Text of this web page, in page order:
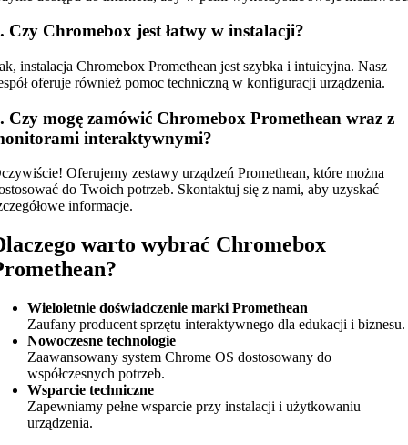
Czy Chromebox jest łatwy w instalacji?
instalacja Chromebox Promethean jest szybka i intuicyjna. Nasz
oferuje również pomoc techniczną w konfiguracji urządzenia.
Czy mogę zamówić Chromebox Promethean wraz z
interaktywnymi?
Oferujemy zestawy urządzeń Promethean, które można
do Twoich potrzeb. Skontaktuj się z nami, aby uzyskać
informacje.
warto wybrać Chromebox
Wieloletnie doświadczenie marki Promethean
Zaufany producent sprzętu interaktywnego dla edukacji i biznesu.
Nowoczesne technologie
Zaawansowany system Chrome OS dostosowany do
współczesnych potrzeb.
Wsparcie techniczne
Zapewniamy pełne wsparcie przy instalacji i użytkowaniu
urządzenia.